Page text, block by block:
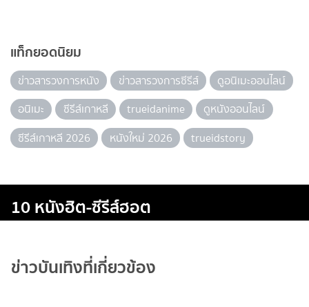
แท็กยอดนิยม
ข่าวสารวงการหนัง ข่าวสารวงการซีรีส์
ดูอนิเมะออนไลน์
อนิเมะ
ซีรีส์เกาหลี trueidanime
ดูหนังออนไลน์
ซีรีส์เกาหลี 2026
หนังใหม่ 2026 trueidstory
10 หนังฮิต-ซีรีส์ฮอต
ข่าวบันเทิงที่เกี่ยวข้อง